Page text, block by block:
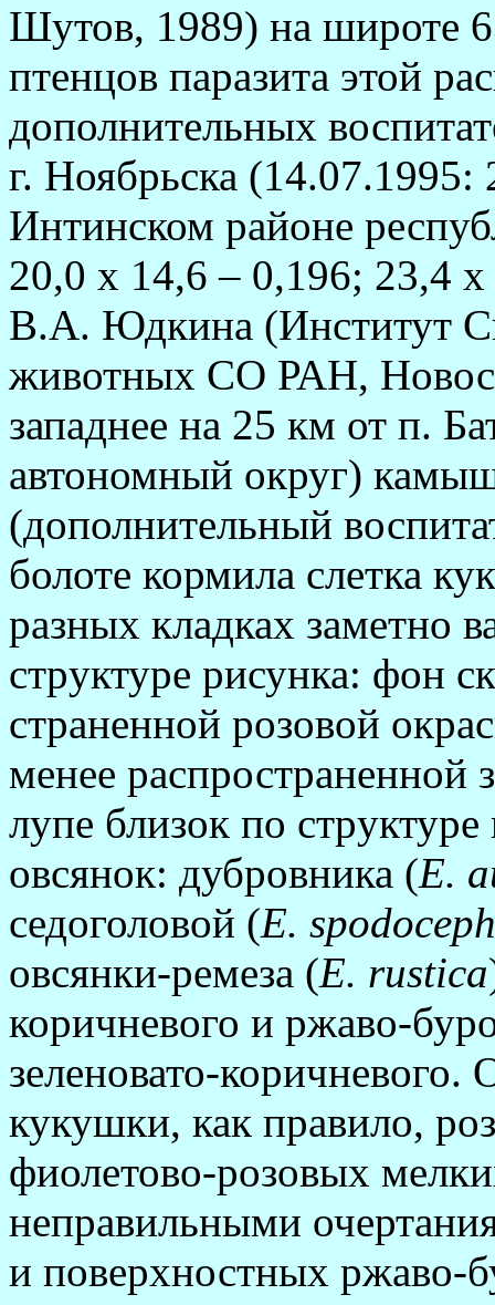
Шутов, 1989) на широте
птенцов паразита этой
дополнительных
г. Ноябрьска
Интинском pайоне
20,0 х 14,6 – 0,196; 23,4
В.А. Юдкина (Институт
животных СО РАН,
западнее на 25 км от п.
автономный округ)
(дополнительный
болоте кормила слетка
pазных клад­ках заметно
стpук­туpе pисунка: фон
страненной pозовой
менее распространенной
лупе близок по
овсянок: дубpовника (E.
седоголовой (E.
овсянки-pемеза (E. rustica
коpич­не­вого и pжаво-
зеленовато-коpичневого.
кукушки, как правило,
фиолетово-розовых
неправильными
и поверхностных ржаво-